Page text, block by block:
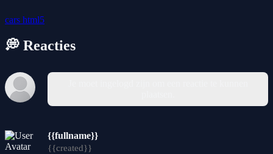
cars html5
💭 Reacties
{{fullname}}
{{created}}